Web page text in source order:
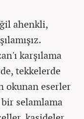
ahenkli,
karşılama
tekkelerde
okunan eserler
selamlama